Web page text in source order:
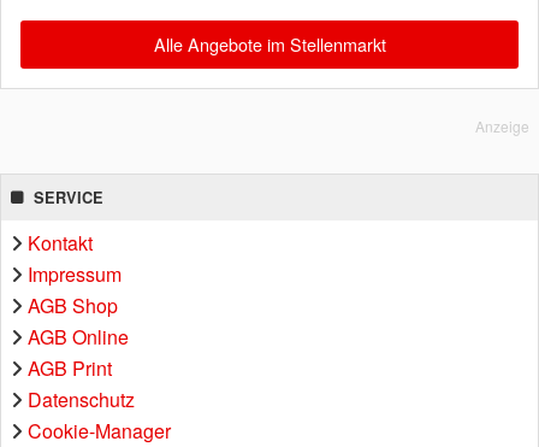
Alle Angebote im Stellenmarkt
Anzeige
SERVICE
Kontakt
Impressum
AGB Shop
AGB Online
AGB Print
Datenschutz
Cookie-Manager